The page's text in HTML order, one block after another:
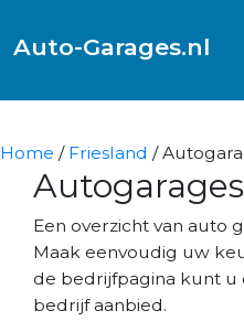
Auto-Garages.nl
Home / Friesland /
Een overzicht van auto
Maak eenvoudig uw
de bedrijfpagina kunt u
bedrijf aanbied.